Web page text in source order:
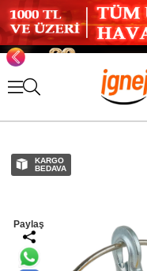
KARGO
BEDAVA
Paylaş